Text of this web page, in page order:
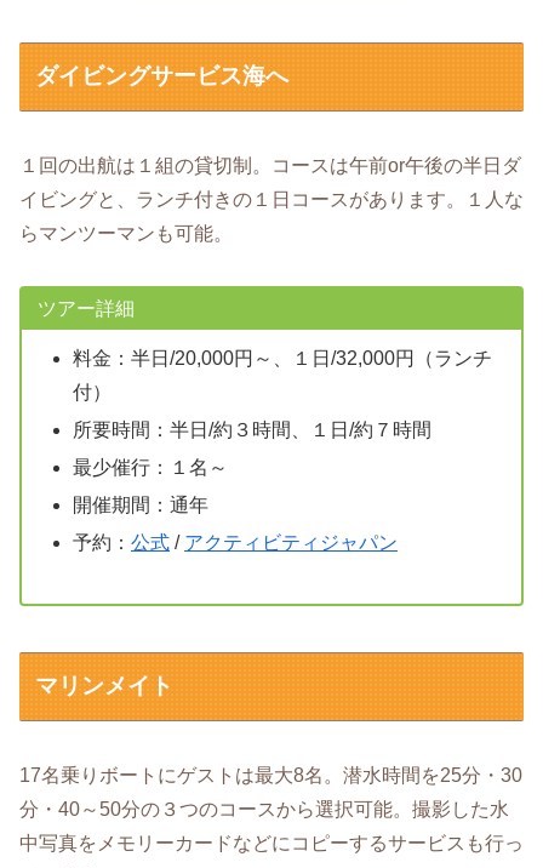
ダイビングサービス海へ
１回の出航は１組の貸切制。コースは午前or午後の半日ダ
イビングと、ランチ付きの１日コースがあります。１人な
らマンツーマンも可能。
ツアー詳細
料金：半日/20,000円～、１日/32,000円（ランチ
付）
所要時間：半日/約３時間、１日/約７時間
最少催行：１名～
開催期間：通年
予約： 公式/ アクティビティジャパン
マリンメイト
17名乗りボートにゲストは最大8名。潜水時間を25分・30
分・40～50分の３つのコースから選択可能。撮影した水
中写真をメモリーカードなどにコピーするサービスも行っ